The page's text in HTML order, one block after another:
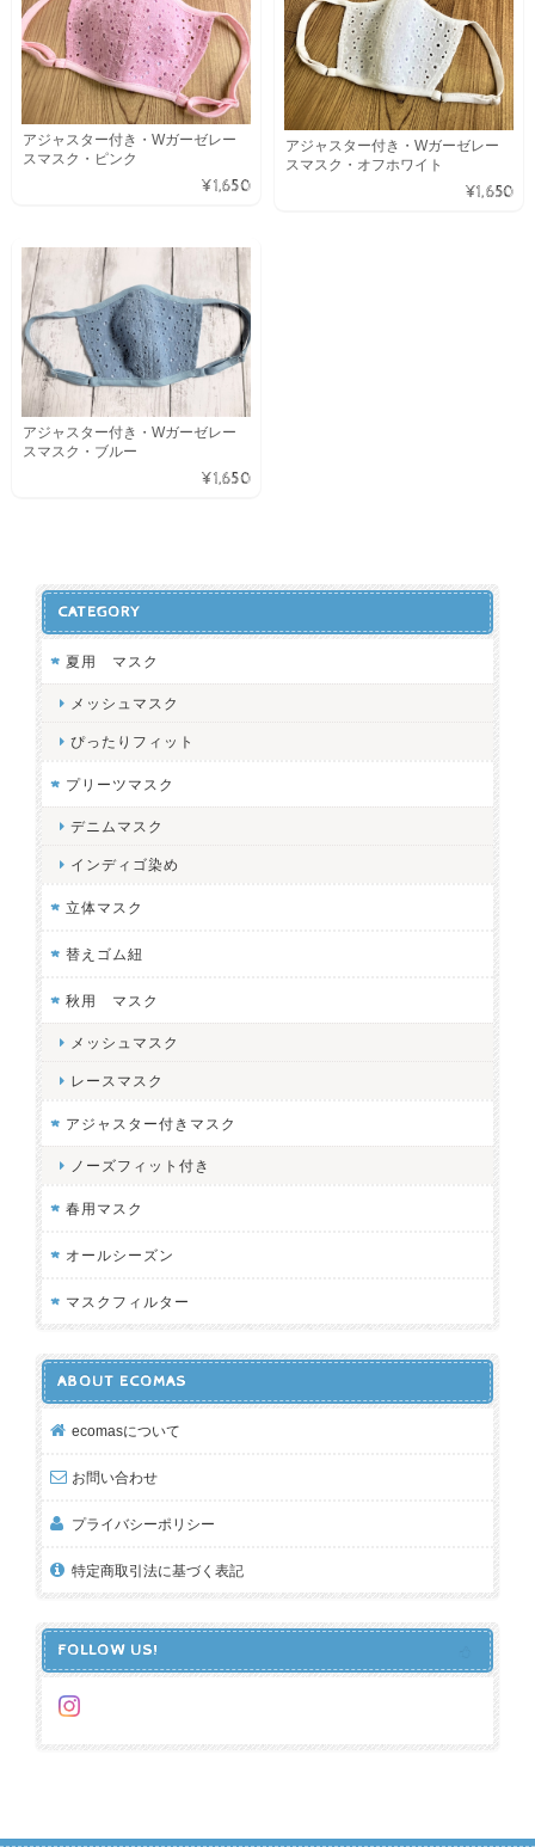
アジャスター付き・Wガーゼレー
スマスク・ピンク
¥1,650
アジャスター付き・Wガーゼレー
スマスク・オフホワイト
¥1,650
アジャスター付き・Wガーゼレー
スマスク・ブルー
¥1,650
CATEGORY
夏用 マスク
メッシュマスク
ぴったりフィット
プリーツマスク
デニムマスク
インディゴ染め
立体マスク
替えゴム紐
秋用 マスク
メッシュマスク
レースマスク
アジャスター付きマスク
ノーズフィット付き
春用マスク
オールシーズン
マスクフィルター
ABOUT ECOMAS
ecomasについて
お問い合わせ
プライバシーポリシー
特定商取引法に基づく表記
FOLLOW US!